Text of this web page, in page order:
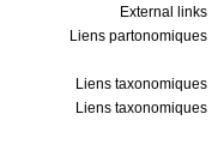
External links
Liens partonomiques
Liens taxonomiques
Liens taxonomiques